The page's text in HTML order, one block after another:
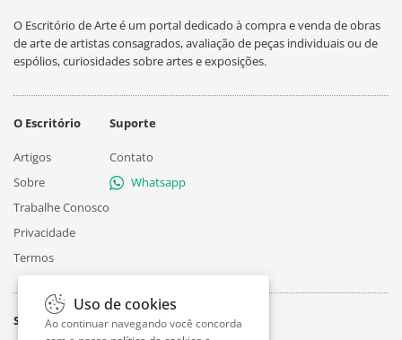
O Escritório de Arte é um portal dedicado à compra e venda de obras
de arte de artistas consagrados, avaliação de peças individuais ou de
espólios, curiosidades sobre artes e exposições.
O Escritório
Artigos
Sobre
Trabalhe Conosco
Privacidade
Termos
Suporte
Contato
Whatsapp
Siga
Uso de cookies
Ao continuar navegando você concorda